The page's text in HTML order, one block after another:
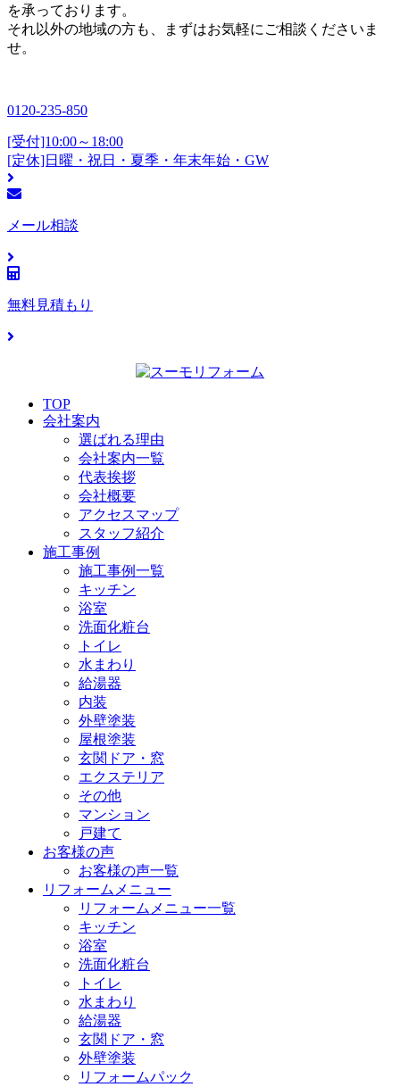
を承っております。
それ以外の地域の方も、まずはお気軽にご相談くださいま
せ。
0120-235-850
[受付]10:00～18:00
[定休]日曜・祝日・夏季・年末年始・GW
メール相談
無料見積もり
TOP
会社案内
選ばれる理由
会社案内一覧
代表挨拶
会社概要
アクセスマップ
スタッフ紹介
施工事例
施工事例一覧
キッチン
浴室
洗面化粧台
トイレ
水まわり
給湯器
内装
外壁塗装
屋根塗装
玄関ドア・窓
エクステリア
その他
マンション
戸建て
お客様の声
お客様の声一覧
リフォームメニュー
リフォームメニュー一覧
キッチン
浴室
洗面化粧台
トイレ
水まわり
給湯器
玄関ドア・窓
外壁塗装
リフォームパック